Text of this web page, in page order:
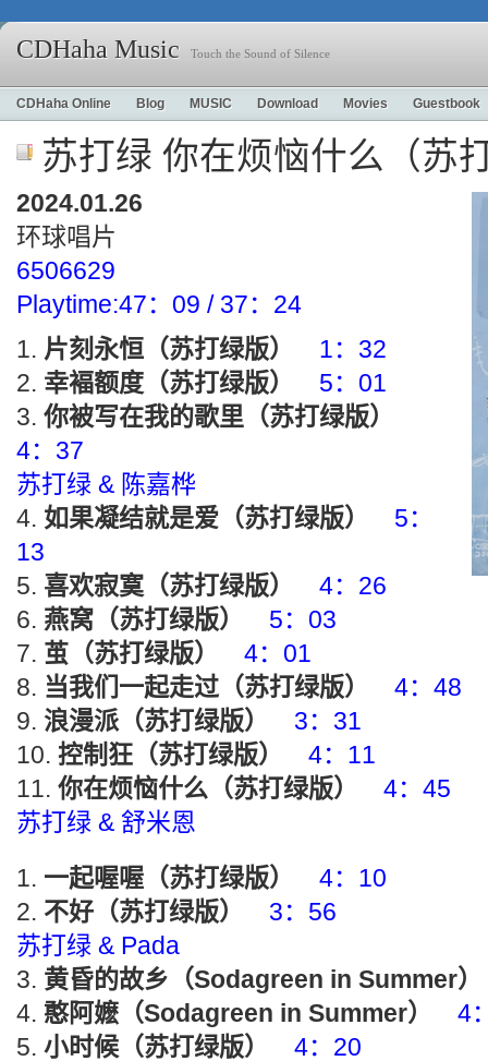
CDHaha Music Touch the Sound of Silence
CDHaha Online Blog MUSIC Download Movies Guestbook
苏打绿 你在烦恼什么（苏
2024.01.26
环球唱片
6506629
Playtime:47：09 / 37：24
片刻永恒（苏打绿版）
1：32
幸褔额度（苏打绿版）
5：01
你被写在我的歌里（苏打绿版）
4：37
苏打绿 & 陈嘉桦
如果凝结就是爱（苏打绿版）
5：
13
喜欢寂寞（苏打绿版）
4：26
燕窝（苏打绿版）
5：03
茧（苏打绿版）
4：01
当我们一起走过（苏打绿版）
4：48
浪漫派（苏打绿版）
3：31
控制狂（苏打绿版）
4：11
你在烦恼什么（苏打绿版）
4：45
苏打绿 & 舒米恩
一起喔喔（苏打绿版）
4：10
不好（苏打绿版）
3：56
苏打绿 & Pada
黄昏的故乡（Sodagreen in Summer）
憨阿嬷（Sodagreen in Summer）
4
小时候（苏打绿版）
4：20